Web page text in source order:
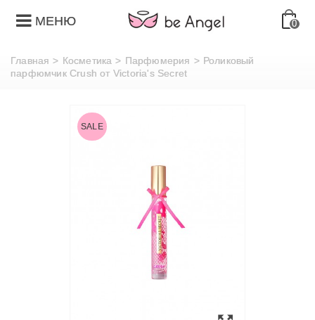
МЕНЮ 0
Главная > Косметика > Парфюмерия > Роликовый
парфюмчик Crush от Victoria's Secret
SALE